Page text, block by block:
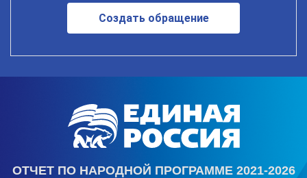
Создать обращение
ОТЧЕТ ПО НАРОДНОЙ ПРОГРАММЕ 2021-2026